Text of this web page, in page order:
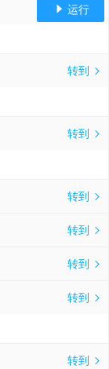
 运行
转到 
转到 
转到 
转到 
转到 
转到 
转到 